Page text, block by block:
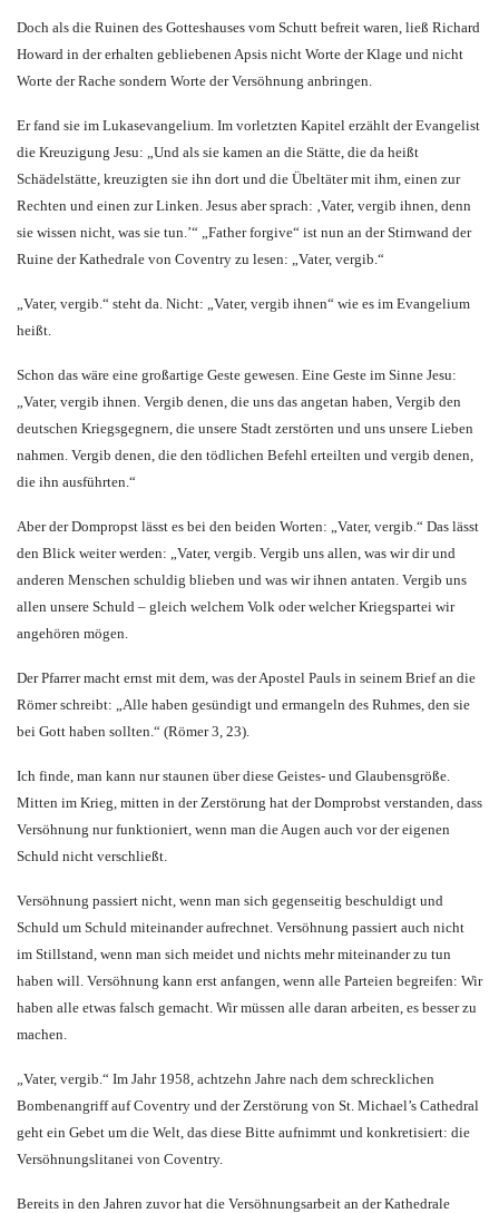
Doch als die Ruinen des Gotteshauses vom Schutt befreit waren, ließ Richard
Howard in der erhalten gebliebenen Apsis nicht Worte der Klage und nicht
Worte der Rache sondern Worte der Versöhnung anbringen.
Er fand sie im Lukasevangelium. Im vorletzten Kapitel erzählt der Evangelist
die Kreuzigung Jesu: „Und als sie kamen an die Stätte, die da heißt
Schädelstätte, kreuzigten sie ihn dort und die Übeltäter mit ihm, einen zur
Rechten und einen zur Linken. Jesus aber sprach: ‚Vater, vergib ihnen, denn
sie wissen nicht, was sie tun.’“ „Father forgive“ ist nun an der Stirnwand der
Ruine der Kathedrale von Coventry zu lesen: „Vater, vergib.“
„Vater, vergib.“ steht da. Nicht: „Vater, vergib ihnen“ wie es im Evangelium
heißt.
Schon das wäre eine großartige Geste gewesen. Eine Geste im Sinne Jesu:
„Vater, vergib ihnen. Vergib denen, die uns das angetan haben, Vergib den
deutschen Kriegsgegnern, die unsere Stadt zerstörten und uns unsere Lieben
nahmen. Vergib denen, die den tödlichen Befehl erteilten und vergib denen,
die ihn ausführten.“
Aber der Dompropst lässt es bei den beiden Worten: „Vater, vergib.“ Das lässt
den Blick weiter werden: „Vater, vergib. Vergib uns allen, was wir dir und
anderen Menschen schuldig blieben und was wir ihnen antaten. Vergib uns
allen unsere Schuld – gleich welchem Volk oder welcher Kriegspartei wir
angehören mögen.
Der Pfarrer macht ernst mit dem, was der Apostel Pauls in seinem Brief an die
Römer schreibt: „Alle haben gesündigt und ermangeln des Ruhmes, den sie
bei Gott haben sollten.“ (Römer 3, 23).
Ich finde, man kann nur staunen über diese Geistes- und Glaubensgröße.
Mitten im Krieg, mitten in der Zerstörung hat der Domprobst verstanden, dass
Versöhnung nur funktioniert, wenn man die Augen auch vor der eigenen
Schuld nicht verschließt.
Versöhnung passiert nicht, wenn man sich gegenseitig beschuldigt und
Schuld um Schuld miteinander aufrechnet. Versöhnung passiert auch nicht
im Stillstand, wenn man sich meidet und nichts mehr miteinander zu tun
haben will. Versöhnung kann erst anfangen, wenn alle Parteien begreifen: Wir
haben alle etwas falsch gemacht. Wir müssen alle daran arbeiten, es besser zu
machen.
„Vater, vergib.“ Im Jahr 1958, achtzehn Jahre nach dem schrecklichen
Bombenangriff auf Coventry und der Zerstörung von St. Michael’s Cathedral
geht ein Gebet um die Welt, das diese Bitte aufnimmt und konkretisiert: die
Versöhnungslitanei von Coventry.
Bereits in den Jahren zuvor hat die Versöhnungsarbeit an der Kathedrale